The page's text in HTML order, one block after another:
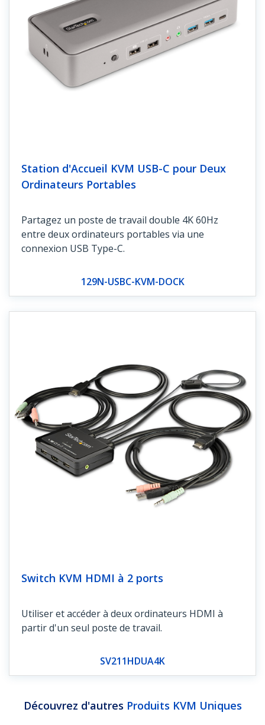
Station d'Accueil KVM USB-C pour Deux
Ordinateurs Portables
Partagez un poste de travail double 4K 60Hz
entre deux ordinateurs portables via une
connexion USB Type-C.
129N-USBC-KVM-DOCK
Switch KVM HDMI à 2 ports
Utiliser et accéder à deux ordinateurs HDMI à
partir d'un seul poste de travail.
SV211HDUA4K
Découvrez d'autres Produits KVM Uniques